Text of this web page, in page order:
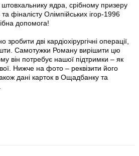
ядра, срібному призеру
фіналісту Олімпійських ігор-1996
допомога!
дві кардіохірургічні операції,
Самотужки Роману вирішити цю
він потребує нашої підтримки – як
Нижче на фото – реквізити його
дані карток в Ощадбанку та